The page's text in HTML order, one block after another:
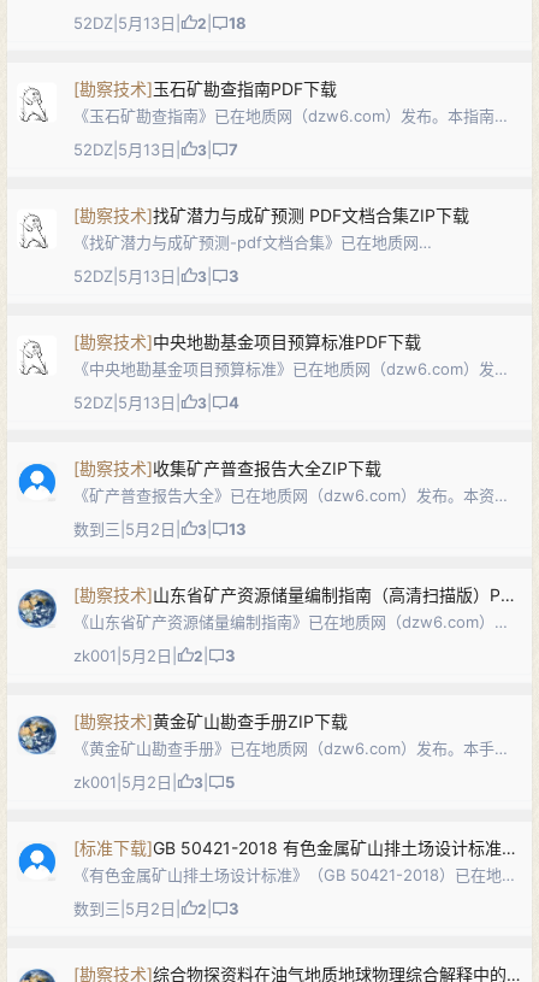
汇编多份不同地区、不同矿种的详查阶段成果报告及附图附件，
涵盖矿区地质、矿体特征、矿石质量、开采技术条件、资源储量
52DZ 5月13日 2 18
[勘察技术]玉石矿勘查指南PDF下载
《玉石矿勘查指南》已在地质网（dzw6.com）发布。本指南系
统阐述玉石矿的定义与矿物岩石学特征、矿床成因类型与分布、
质量要求和工业指标，详细规定玉石矿地质勘查的目的任务、区
52DZ 5月13日 3 7
[勘察技术]找矿潜力与成矿预测 PDF文档合集ZIP下载
《找矿潜力与成矿预测-pdf文档合集》已在地质网
（dzw6.com）发布。本合集汇集多份成矿预测与找矿潜力评价
相关文献，内容涉及成矿预测理论、找矿潜力评价方法、典型矿
52DZ 5月13日 3 3
[勘察技术]中央地勘基金项目预算标准PDF下载
《中央地勘基金项目预算标准》已在地质网（dzw6.com）发
布。本标准由国土资源部中央地质勘查基金管理中心组织制定，
适用于中央地质勘查基金项目概、预算编制、审查及管理，按全
52DZ 5月13日 3 4
[勘察技术]收集矿产普查报告大全ZIP下载
《矿产普查报告大全》已在地质网（dzw6.com）发布。本资料
汇编多份不同地区、不同矿种的矿产普查（预查、普查）阶段成
果报告及附图附件，涵盖地质背景与区域成矿条件、物化探异常
数到三 5月2日 3 13
[勘察技术] 山东省矿产资源储量编制指南（高清扫描版）PDF下载
《山东省矿产资源储量编制指南》已在地质网（dzw6.com）发
布。本《指南》由山东省国土资源厅组织编制，分上、中、下三
篇：上篇明确固体矿产勘查地质报告、资源储量核实报告、压覆
zk001 5月2日 2 3
[勘察技术]黄金矿山勘查手册ZIP下载
《黄金矿山勘查手册》已在地质网（dzw6.com）发布。本手册
面向金矿勘查一线，系统梳理金矿地质基础与矿床类型，以及物
探、化探、槽探、钻探等常用勘查手段的适用条件、技术要点与
zk001 5月2日 3 5
[标准下载] GB 50421-2018 有色金属矿山排土场设计标准PDF下载
《有色金属矿山排土场设计标准》（GB 50421-2018）已在地质
网（dzw6.com）发布。本国家标准适用于新建、改建、扩建的
有色金属露天与地下开采矿山的排土场设计，统一规定了设计原
数到三 5月2日 2 3
[勘察技术] 综合物探资料在油气地质地球物理综合解释中的应用PDF下载